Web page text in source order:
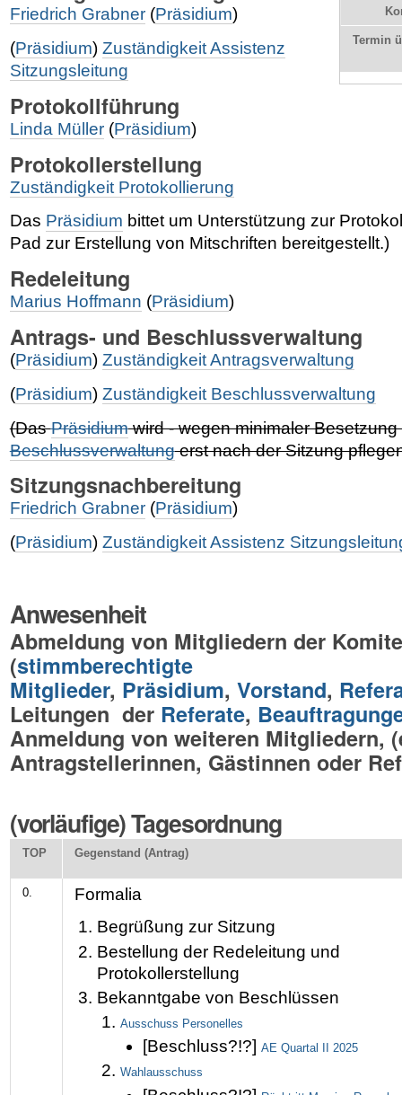
Termin
Friedrich Grabner(Präsidium)
(Präsidium) Zuständigkeit Assistenz
Sitzungsleitung
Protokollführung
Linda Müller(Präsidium)
Protokollerstellung
Zuständigkeit Protokollierung
Das Präsidium bittet um Unterstützung zur
Pad zur Erstellung von Mitschriften bereitgestellt.)
Redeleitung
Marius Hoffmann (Präsidium)
Antrags- und Beschlussverwaltung
(Präsidium) Zuständigkeit Antragsverwaltung
(Präsidium) Zuständigkeit Beschlussverwaltung
(DasPräsidiumwird - wegen minimaler
Beschlussverwaltungerst nach der Sitzung
Sitzungsnachbereitung
Friedrich Grabner(Präsidium)
(Präsidium) Zuständigkeit Assistenz
Anwesenheit
Abmeldung von Mitgliedern der
(stimmberechtigte
Mitglieder, Präsidium, Vorstand,
Leitungen der Referate,
Anmeldung von weiteren Mitgliedern,
Antragstellerinnen, Gästinnen oder
(vorläufige) Tagesordnung
TOP Gegenstand (Antrag)
0.
Formalia
Begrüßung zur Sitzung
Bestellung der Redeleitung und
Protokollerstellung
Bekanntgabe von Beschlüssen
Ausschuss Personelles
[Beschluss?!?]AE Quartal II 2025
Wahlausschuss